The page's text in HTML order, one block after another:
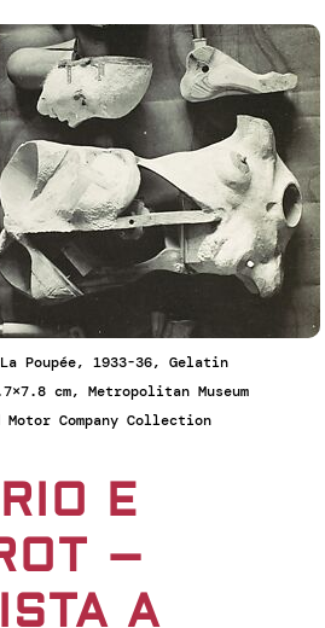
Poupée, 1933-36, Gelatin
cm, Metropolitan Museum
Company Collection
E
–
A